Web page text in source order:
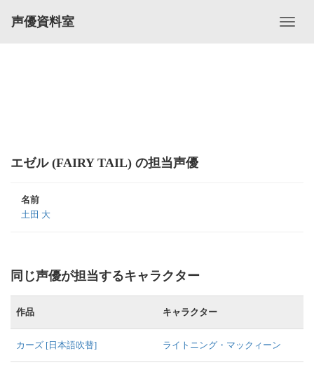
声優資料室
エゼル (FAIRY TAIL) の担当声優
名前
土田 大
同じ声優が担当するキャラクター
作品 キャラクター
カーズ [日本語吹替] ライトニング・マックィーン